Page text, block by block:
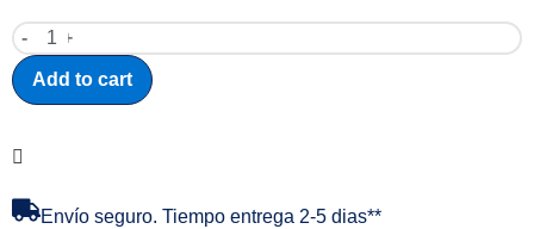
- +
Add to cart
Envío seguro. Tiempo entrega 2-5 dias**